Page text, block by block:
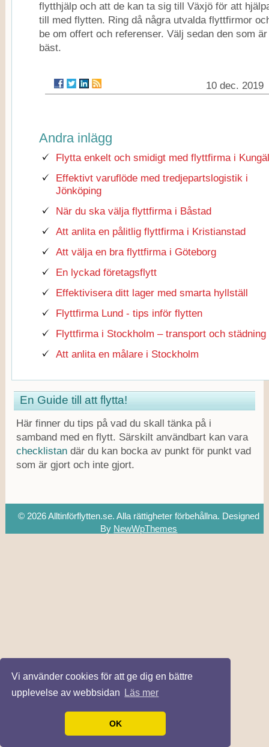
Vi använder cookies för att ge dig en bättre
upplevelse av webbsidan
Läs mer
OK
flytthjälp och att de kan ta sig till Växjö för att
till med flytten. Ring då några utvalda flyttfirmor
be om offert och referenser. Välj sedan den som är
bäst.
10 dec. 2019
Andra inlägg
Flytta enkelt och smidigt med flyttfirma i
Effektivt varuflöde med tredjepartslogistik i
Jönköping
När du ska välja flyttfirma i Båstad
Att anlita en pålitlig flyttfirma i Kristianstad
Att välja en bra flyttfirma i Göteborg
En lyckad företagsflytt
Effektivisera ditt lager med smarta hyllställ
Flyttfirma Lund - tips inför flytten
Flyttfirma i Stockholm – transport och städning
Att anlita en målare i Stockholm
En Guide till att flytta!
Här finner du tips på vad du skall tänka på i
samband med en flytt. Särskilt användbart kan vara
checklistan där du kan bocka av punkt för punkt vad
som är gjort och inte gjort.
© 2026 Alltinförflytten.se. Alla rättigheter förbehållna. Designed
By NewWpThemes